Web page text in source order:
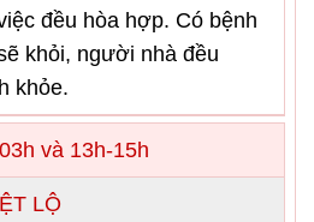
đều hòa hợp. Có bệnh
khỏi, người nhà đều
khỏe.
và 13h-15h
LỘ